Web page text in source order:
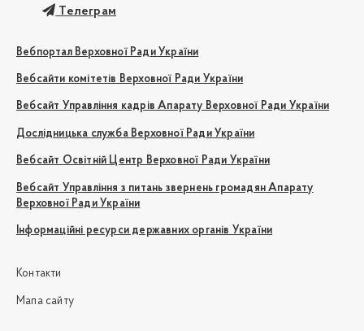
Телеграм
Вебпортал Верховної Ради України
Вебсайти комітетів Верховної Ради України
Вебсайт Управління кадрів Апарату Верховної Ради України
Дослідницька служба Верховної Ради України
Вебсайт Освітній Центр Верховної Ради України
Вебсайт Управління з питань звернень громадян Апарату
Верховної Ради України
Інформаційні ресурси державних органів України
Контакти
Мапа сайту